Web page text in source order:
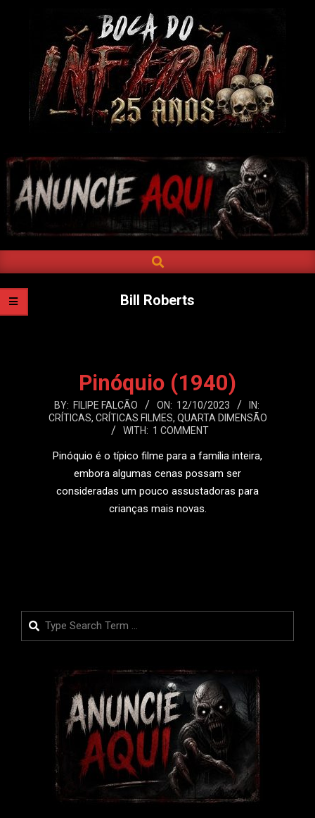
DO
INFERNO
Navigation
Menu
SEARCH
Bill Roberts
Pinóquio (1940)
2023-
10-
BY: FILIPE FALCÃO ON: 12/10/2023
IN:
CRÍTICAS, CRÍTICAS FILMES, QUARTA DIMENSÃO
WITH: 1 COMMENT
Pinóquio é o típico filme para a família inteira,
embora algumas cenas possam ser
consideradas um pouco assustadoras para
crianças mais novas.
Search